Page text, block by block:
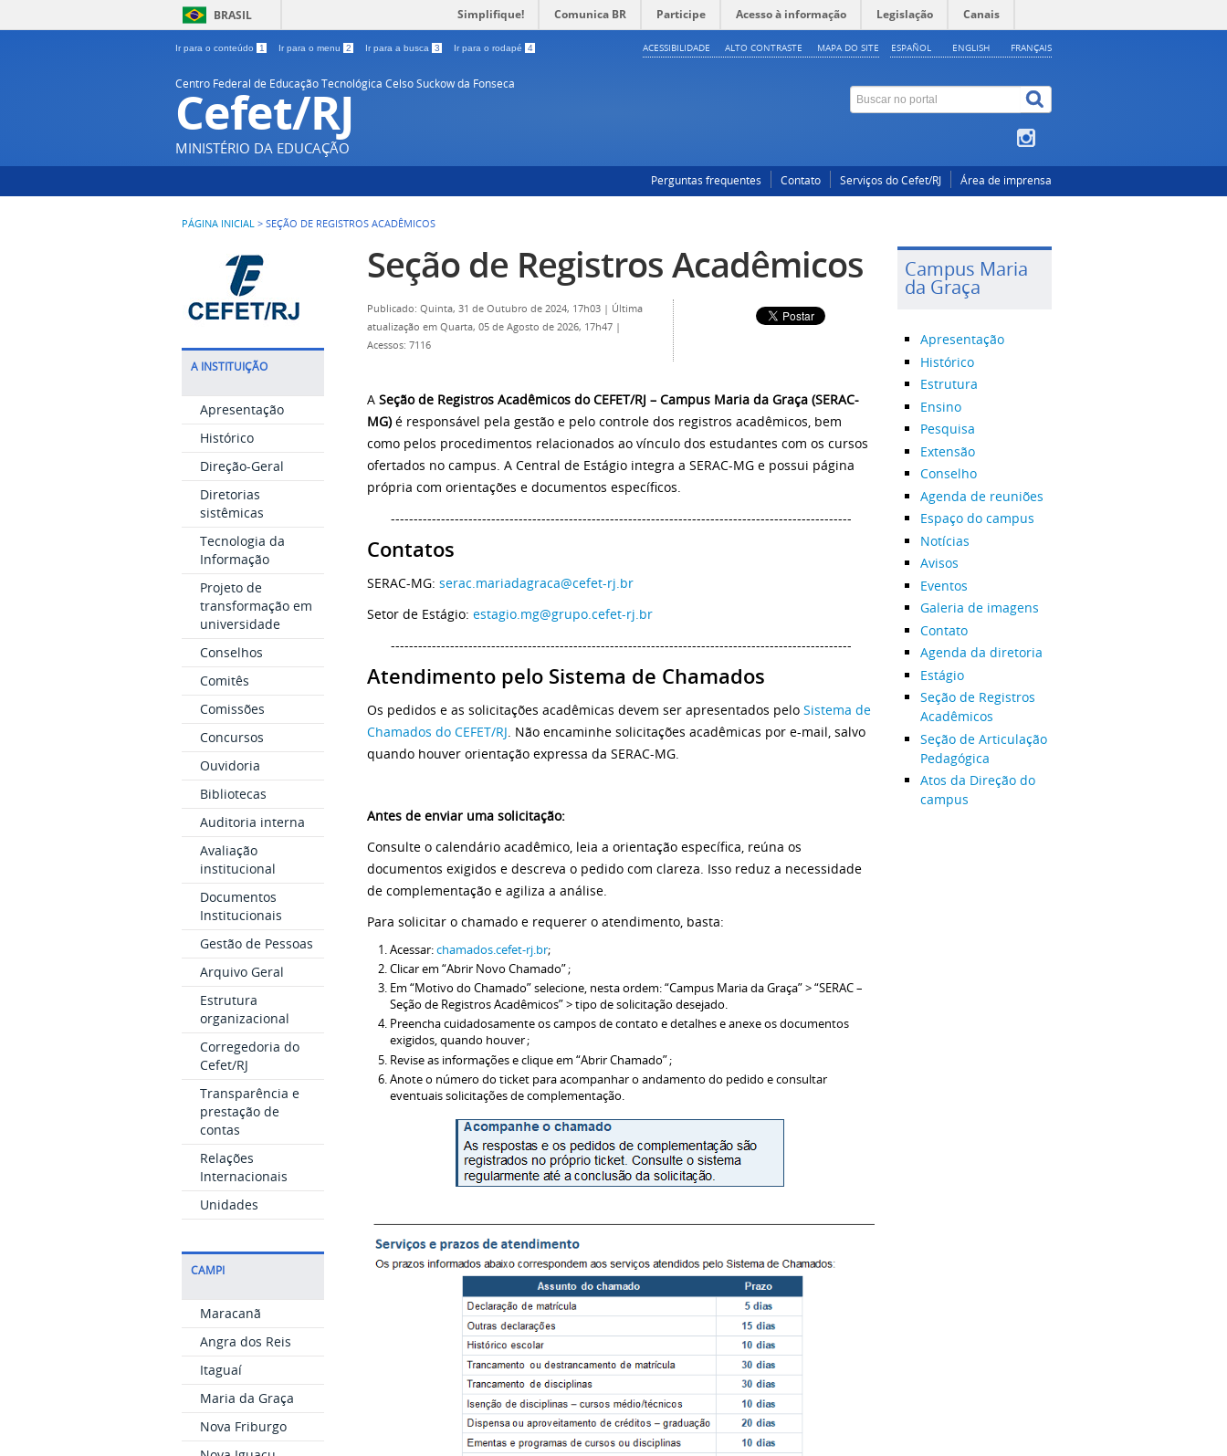
BRASIL Simplifique! Comunica BR Participe Acesso à informação Legislação Canais
Ir para o conteúdo 1 Ir para o menu 2 Ir para a busca 3 Ir para o rodapé 4 ESPAÑOL ENGLISH FRANÇAIS
ACESSIBILIDADE ALTO CONTRASTE MAPA DO SITE
Centro Federal de Educação Tecnológica Celso Suckow da Fonseca
Cefet/RJ
MINISTÉRIO DA EDUCAÇÃO
Perguntas frequentes Contato Serviços do Cefet/RJ Área de imprensa
PÁGINA INICIAL > SEÇÃO DE REGISTROS ACADÊMICOS
A INSTITUIÇÃO
Apresentação
Histórico
Direção-Geral
Diretorias
sistêmicas
Tecnologia da
Informação
Projeto de
transformação em
universidade
Conselhos
Comitês
Comissões
Concursos
Ouvidoria
Bibliotecas
Auditoria interna
Avaliação
institucional
Documentos
Institucionais
Gestão de Pessoas
Arquivo Geral
Estrutura
organizacional
Corregedoria do
Cefet/RJ
Transparência e
prestação de
contas
Relações
Internacionais
Unidades
CAMPI
Maracanã
Angra dos Reis
Itaguaí
Maria da Graça
Nova Friburgo
Seção de Registros Acadêmicos
Publicado: Quinta, 31 de Outubro de 2024, 17h03 | Última
atualização em Quarta, 05 de Agosto de 2026, 17h47 |
Acessos: 7116
A Seção de Registros Acadêmicos do CEFET/RJ – Campus Maria da Graça (SERAC-
MG)é responsável pela gestão e pelo controle dos registros acadêmicos, bem
como pelos procedimentos relacionados ao vínculo dos estudantes com os cursos
ofertados no campus. A Central de Estágio integra a SERAC-MG e possui página
própria com orientações e documentos específicos.
-----------------------------------------------------------------------------------------------------
Contatos
SERAC-MG: serac.mariadagraca@cefet-rj.br
Setor de Estágio: estagio.mg@grupo.cefet-rj.br
-----------------------------------------------------------------------------------------------------
Atendimento pelo Sistema de Chamados
Os pedidos e as solicitações acadêmicas devem ser apresentados pelo Sistema de
Chamados do CEFET/RJ. Não encaminhe solicitações acadêmicas por e-mail, salvo
quando houver orientação expressa da SERAC-MG.
Antes de enviar uma solicitação:
Consulte o calendário acadêmico, leia a orientação específica, reúna os
documentos exigidos e descreva o pedido com clareza. Isso reduz a necessidade
de complementação e agiliza a análise.
Para solicitar o chamado e requerer o atendimento, basta:
Acessar:chamados.cefet-rj.br;
Clicar em “Abrir Novo Chamado” ;
Em “Motivo do Chamado” selecione, nesta ordem: “Campus Maria da Graça” > “SERAC –
Seção de Registros Acadêmicos” > tipo de solicitação desejado.
Preencha cuidadosamente os campos de contato e detalhes e anexe os documentos
exigidos, quando houver ;
Revise as informações e clique em “Abrir Chamado” ;
Anote o número do ticket para acompanhar o andamento do pedido e consultar
eventuais solicitações de complementação.
Campus Maria
da Graça
Apresentação
Histórico
Estrutura
Ensino
Pesquisa
Extensão
Conselho
Agenda de reuniões
Espaço do campus
Notícias
Avisos
Eventos
Galeria de imagens
Contato
Agenda da diretoria
Estágio
Seção de Registros
Acadêmicos
Seção de Articulação
Pedagógica
Atos da Direção do
campus